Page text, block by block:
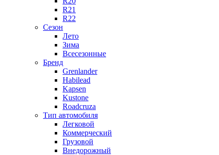
R21
R22
Сезон
Лето
Зима
Всесезонные
Бренд
Grenlander
Habilead
Kapsen
Kustone
Roadcruza
Тип автомобиля
Легковой
Коммерческий
Грузовой
Внедорожный